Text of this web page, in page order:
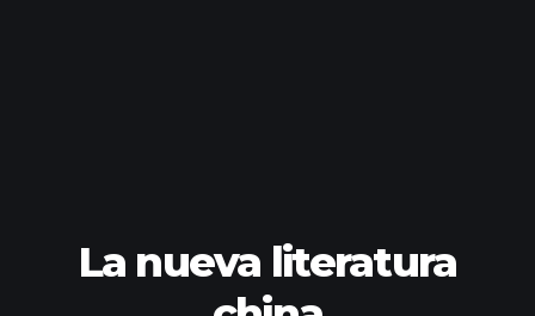
La nueva literatura